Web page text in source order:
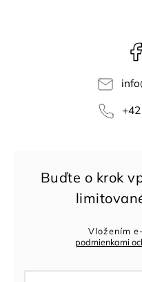
info
Vložením
podmienkami